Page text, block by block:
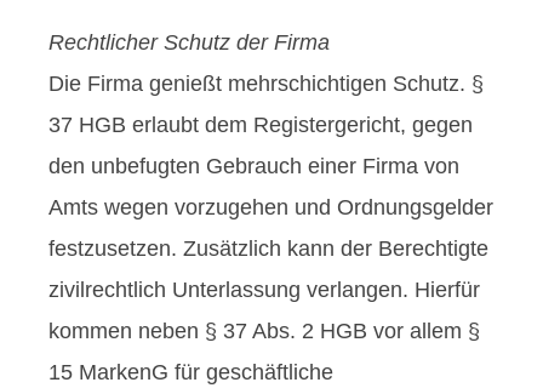
Rechtlicher Schutz der Firma
Die Firma genießt mehrschichtigen Schutz. §
37 HGB erlaubt dem Registergericht, gegen
den unbefugten Gebrauch einer Firma von
Amts wegen vorzugehen und Ordnungsgelder
festzusetzen. Zusätzlich kann der Berechtigte
zivilrechtlich Unterlassung verlangen. Hierfür
kommen neben § 37 Abs. 2 HGB vor allem §
15 MarkenG für geschäftliche